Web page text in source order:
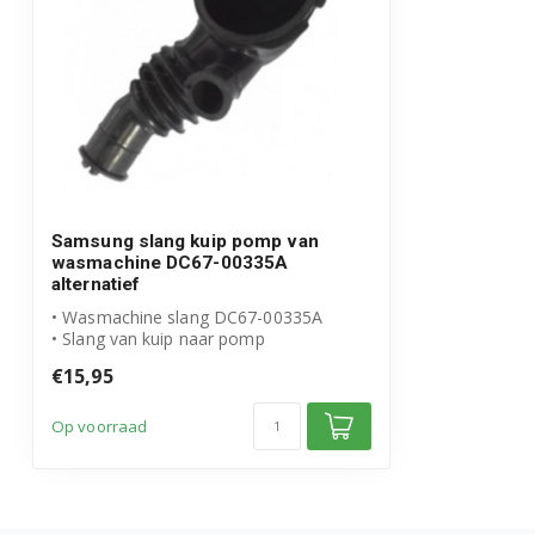
WF0602WKE/XEO
WF0602WKE/YLP
WF0602WKN/YLP
WF0602WKV/YLP
WF0604ABW/XEN
WF0604YJW/XEG
WF0614ABW/XEN
WF0690NRW/YLP
Samsung slang kuip pomp van
wasmachine DC67-00335A
alternatief
• Wasmachine slang DC67-00335A
• Slang van kuip naar pomp
€15,95
Op voorraad